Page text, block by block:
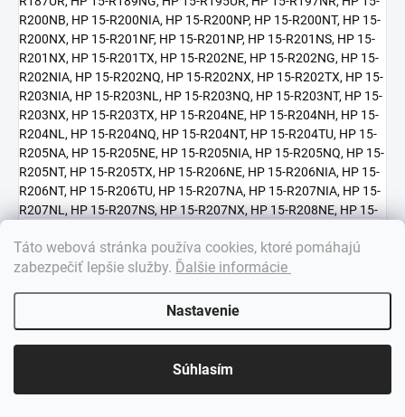
Táto webová stránka používa cookies, ktoré pomáhajú
zabezpečiť lepšie služby. Ďalšie informácie
Nastavenie
Súhlasím
Dobrý deň! 👋 Pomôžem vám nájsť správny diel. Napíšte mi.